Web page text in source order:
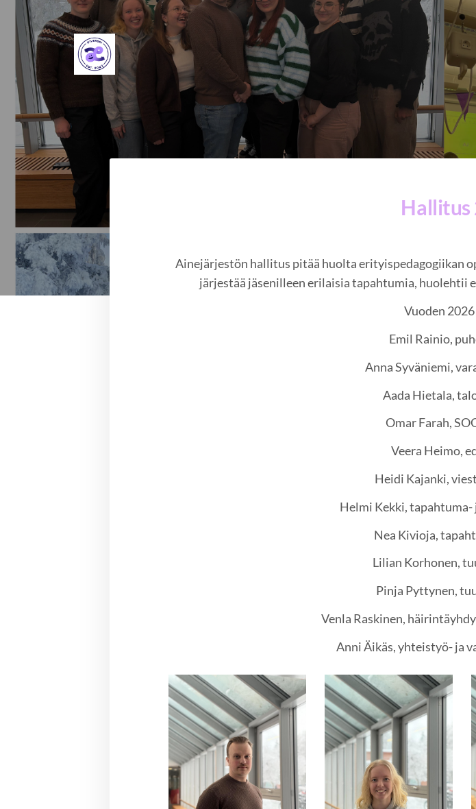
Siirry
sivun
sisältöön
Lapin erityispedagogiikan opiskelijat Diverssi ry
Hallitus
Ainejärjestön hallitus pitää huolta erityispedagogiikan
järjestää jäsenilleen erilaisia tapahtumia, huolehtii
Vuoden
Emil Rainio,
Anna Syväniemi,
Aada Hietala,
Omar Farah,
Veera Heimo,
Heidi Kajanki,
Helmi Kekki,
Nea Kivioja,
Lilian Korhonen,
Pinja Pyttynen,
Venla Raskinen,
Anni Äikäs, yhteistyö- ja